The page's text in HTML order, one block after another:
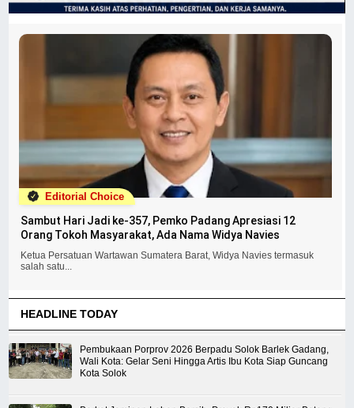
Editorial Choice
Sambut Hari Jadi ke-357, Pemko Padang Apresiasi 12
Orang Tokoh Masyarakat, Ada Nama Widya Navies
Ketua Persatuan Wartawan Sumatera Barat, Widya Navies termasuk
salah satu...
HEADLINE TODAY
Pembukaan Porprov 2026 Berpadu Solok Barlek Gadang,
Wali Kota: Gelar Seni Hingga Artis Ibu Kota Siap Guncang
Kota Solok